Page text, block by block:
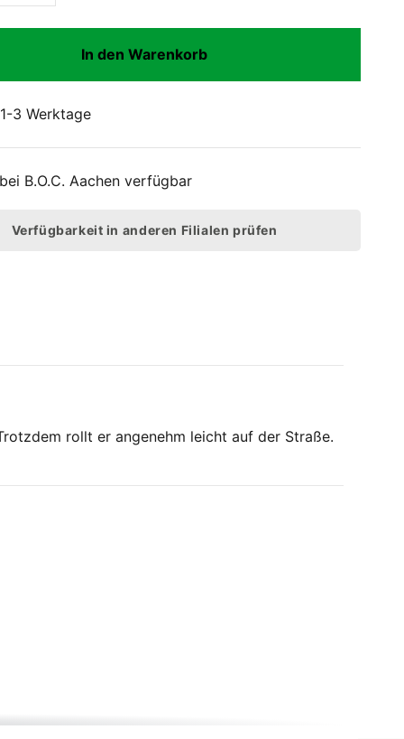
In den Warenkorb
3 Werktage
B.O.C. Aachen verfügbar
Verfügbarkeit in anderen Filialen prüfen
rollt er angenehm leicht auf der Straße.